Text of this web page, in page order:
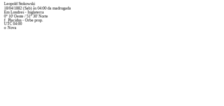
Leopold Stokowski
18/04/1882 (Sab) às 04:00 da madrugada
EmLondres - Inglaterra
0° 10' Oeste/51° 30' Norte
f Placidus - Orbe prop.
UTC 04:00
Nova
o